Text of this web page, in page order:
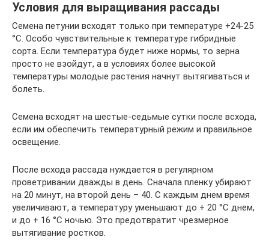
Условия для выращивания рассады
Семена петунии всходят только при температуре +24-25
°С. Особо чувствительные к температуре гибридные
сорта. Если температура будет ниже нормы, то зерна
просто не взойдут, а в условиях более высокой
температуры молодые растения начнут вытягиваться и
болеть.
Семена всходят на шестые-седьмые сутки после всхода,
если им обеспечить температурный режим и правильное
освещение.
После всхода рассада нуждается в регулярном
проветривании дважды в день. Сначала пленку убирают
на 20 минут, на второй день – 40. С каждым днем время
увеличивают, а температуру уменьшают до + 20 °С днем,
и до + 16 °С ночью. Это предотвратит чрезмерное
вытягивание ростков.